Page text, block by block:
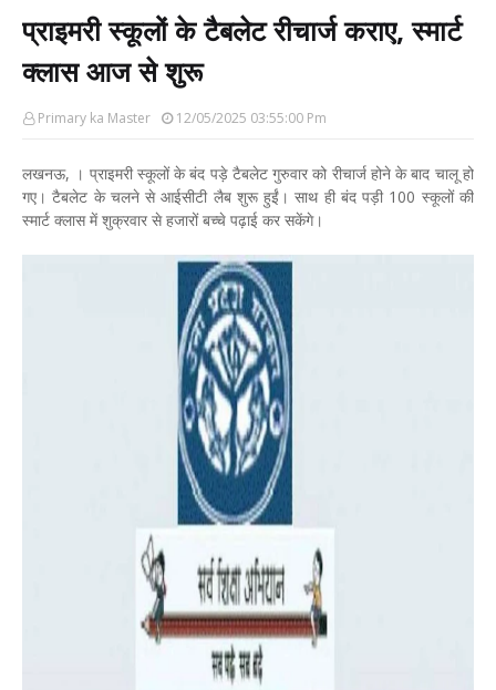
प्राइमरी स्कूलों के टैबलेट रीचार्ज कराए, स्मार्ट
क्लास आज से शुरू
Primary ka Master 12/05/2025 03:55:00 Pm
लखनऊ, । प्राइमरी स्कूलों के बंद पड़े टैबलेट गुरुवार को रीचार्ज होने के बाद चालू हो
गए। टैबलेट के चलने से आईसीटी लैब शुरू हुईं। साथ ही बंद पड़ी 100 स्कूलों की
स्मार्ट क्लास में शुक्रवार से हजारों बच्चे पढ़ाई कर सकेंगे।